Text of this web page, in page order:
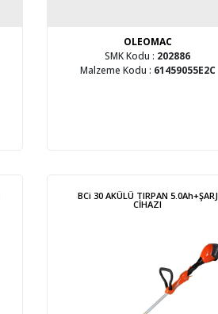
OLEOMAC
SMK Kodu : 202886
Malzeme Kodu : 61459055E2C
BCi 30 AKÜLÜ TIRPAN 5.0Ah+ŞARJ
CİHAZI